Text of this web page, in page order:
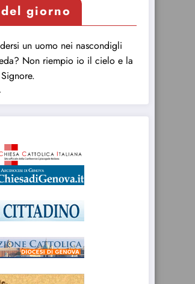
giorno
un uomo nei nascondigli
Non riempio io il cielo e la